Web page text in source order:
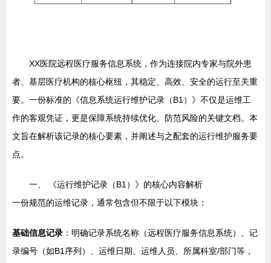
XX医院远程医疗服务信息系统，作为连接院内专家与院外患
者、基层医疗机构的核心枢纽，其稳定、高效、安全的运行至关重
要。一份标准的《信息系统运行维护记录（B1）》不仅是运维工
作的客观凭证，更是保障系统持续优化、防范风险的关键文档。本
文旨在解析该记录的核心要素，并阐述与之配套的运行维护服务要
点。
一、 《运行维护记录（B1）》的核心内容解析
一份规范的运维记录，通常包含但不限于以下模块：
基础信息记录 ：明确记录系统名称（远程医疗服务信息系统）、记
录编号（如B1序列）、运维日期、运维人员、所属科室/部门等，